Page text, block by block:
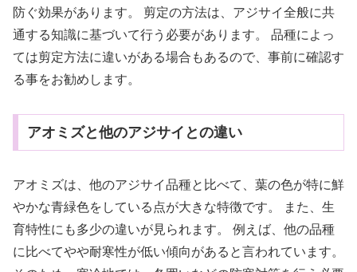
防ぐ効果があります。 剪定の方法は、アジサイ全般に共
通する知識に基づいて行う必要があります。 品種によっ
ては剪定方法に違いがある場合もあるので、事前に確認す
る事をお勧めします。
アオミズと他のアジサイとの違い
アオミズは、他のアジサイ品種と比べて、葉の色が特に鮮
やかな青緑色をしている点が大きな特徴です。 また、生
育特性にも多少の違いが見られます。 例えば、他の品種
に比べてやや耐寒性が低い傾向があると言われています。